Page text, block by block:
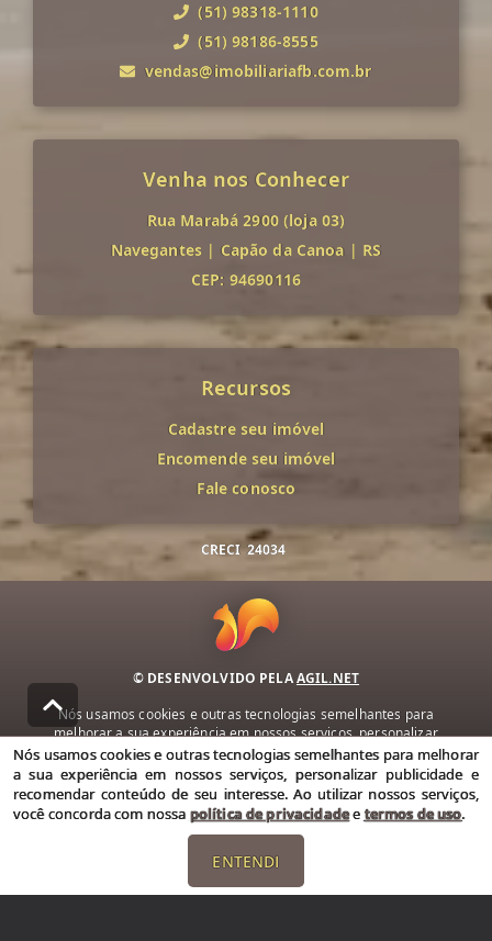
(51) 98318-1110
(51) 98186-8555
vendas@imobiliariafb.com.br
Venha nos Conhecer
Rua Marabá 2900 (loja 03)
Navegantes | Capão da Canoa | RS
CEP: 94690116
Recursos
Cadastre seu imóvel
Encomende seu imóvel
Fale conosco
CRECI 24034
© DESENVOLVIDO PELAAGIL.NET
Nós usamos cookies e outras tecnologias semelhantes para
melhorar a sua experiência em nossos serviços, personalizar
publicidade e recomendar conteúdo de seu interesse. Ao utilizar
nossos serviços, você concorda com nossa política de privacidade e
termos de uso.
Política de Privacidade Termos de uso
Nós usamos cookies e outras tecnologias semelhantes para melhorar
a sua experiência em nossos serviços, personalizar publicidade e
recomendar conteúdo de seu interesse. Ao utilizar nossos serviços,
você concorda com nossa política de privacidadeetermos de uso.
ENTENDI